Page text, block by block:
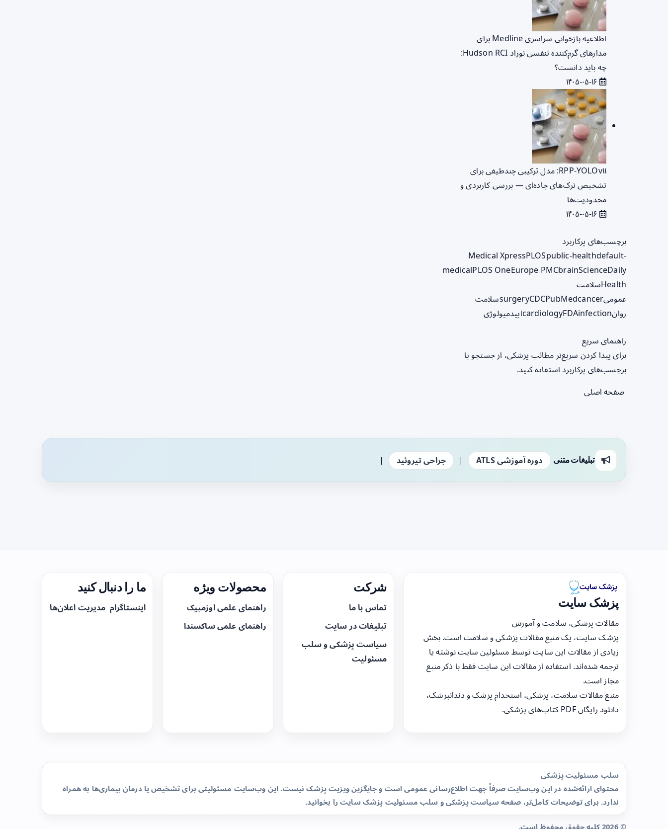
اطلاعیه بازخوانی سراسری Medline برای
مدارهای گرم‌کننده تنفسی نوزاد Hudson RCI:
چه باید دانست؟
RPP‑YOLOv۱۱: مدل ترکیبی چندطیفی برای
تشخیص ترک‌های جاده‌ای — بررسی کاربردی و
محدودیت‌ها
برچسب‌های پرکاربرد
Medical XpressPLOSpublic-healthdefault-
medicalPLOS OneEurope PMCbrainScienceDaily
Healthسلامت
عمومی
surgeryCDCPubMedcancer
سلامت
روان
cardiologyFDAinfection اپیدمیولوژی
راهنمای سریع
برای پیدا کردن سریع‌تر مطالب پزشکی، از جستجو یا
برچسب‌های پرکاربرد استفاده کنید.
صفحه اصلی
تبلیغات متنی دوره آموزشی ATLS | جراحی تیروئید |
پزشک سایت
مقالات پزشکی، سلامت و آموزش
پزشک سایت، یک منبع مقالات پزشکی و سلامت است. بخش
زیادی از مقالات این سایت توسط مسئولین سایت نوشته یا
ترجمه شده‌اند. استفاده از مقالات این سایت فقط با ذکر منبع
مجاز است.
منبع مقالات سلامت، پزشکی، استخدام پزشک و دندانپزشک،
دانلود رایگان PDF کتاب‌های پزشکی.
شرکت
تماس با ما
تبلیغات در سایت
سیاست پزشکی و سلب
مسئولیت
محصولات ویژه
راهنمای علمی اوزمپیک
راهنمای علمی ساکسندا
ما را دنبال کنید
اینستاگرام مدیریت اعلان‌ها
سلب مسئولیت پزشکی
محتوای ارائه‌شده در این وب‌سایت صرفاً جهت اطلاع‌رسانی عمومی است و جایگزین ویزیت پزشک نیست. این وب‌سایت مسئولیتی برای تشخیص یا درمان بیماری‌ها به همراه
ندارد. برای توضیحات کامل‌تر، صفحهسیاست پزشکی و سلب مسئولیت پزشک سایترا بخوانید.
© 2026 کلیه حقوق محفوظ است.